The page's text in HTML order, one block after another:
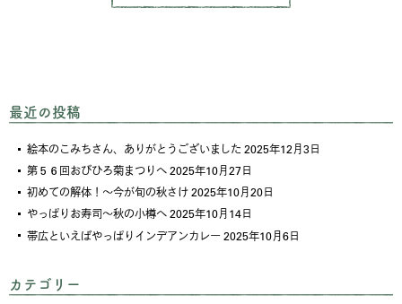
最近の投稿
絵本のこみちさん、ありがとうございました 2025年12月3日
第５６回おびひろ菊まつりへ2025年10月27日
初めての解体！～今が旬の秋さけ2025年10月20日
やっぱりお寿司～秋の小樽へ2025年10月14日
帯広といえばやっぱりインデアンカレー2025年10月6日
カテゴリー